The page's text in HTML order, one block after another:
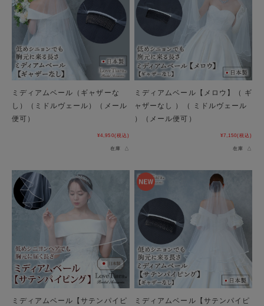
ミディアムベール（ギャザーな
し）（ミドルヴェール）（メール
便可）
¥4,950(税込)
在庫 △
ミディアムベール【メロウ】（ ギ
ャザーなし ）（ ミドルヴェール
）（メール便可）
¥7,150(税込)
在庫 △
ミディアムベール【サテンパイピ
ミディアムベール【サテンパイピ